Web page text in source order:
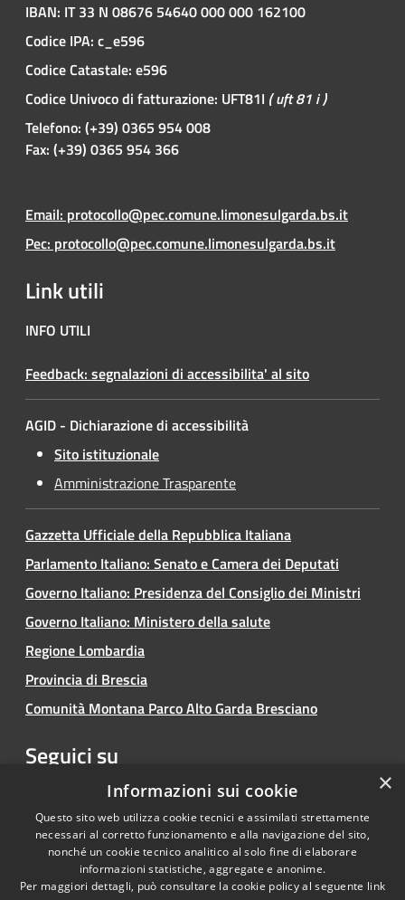
IBAN: IT 33 N 08676 54640 000 000 162100
Codice IPA: c_e596
Codice Catastale: e596
Codice Univoco di fatturazione: UFT81I ( uft 81 i )
Telefono: (+39) 0365 954 008
Fax: (+39) 0365 954 366
Email: protocollo@pec.comune.limonesulgarda.bs.it
Pec: protocollo@pec.comune.limonesulgarda.bs.it
Link utili
INFO UTILI
Feedback: segnalazioni di accessibilita' al sito
AGID - Dichiarazione di accessibilità
Sito istituzionale
Amministrazione Trasparente
Gazzetta Ufficiale della Repubblica Italiana
Parlamento Italiano: Senato e Camera dei Deputati
Governo Italiano: Presidenza del Consiglio dei Ministri
Governo Italiano: Ministero della salute
Regione Lombardia
Provincia di Brescia
Comunità Montana Parco Alto Garda Bresciano
Seguici su
FacebookYoutubeInstagram
Copyright © 2026 • Comune di
×
Informazioni sui cookie
Questo sito web utilizza cookie tecnici e assimilati strettamente
necessari al corretto funzionamento e alla navigazione del sito,
nonché un cookie tecnico analitico al solo fine di elaborare
informazioni statistiche, aggregate e anonime.
Per maggiori dettagli, può consultare la cookie policy al seguente link